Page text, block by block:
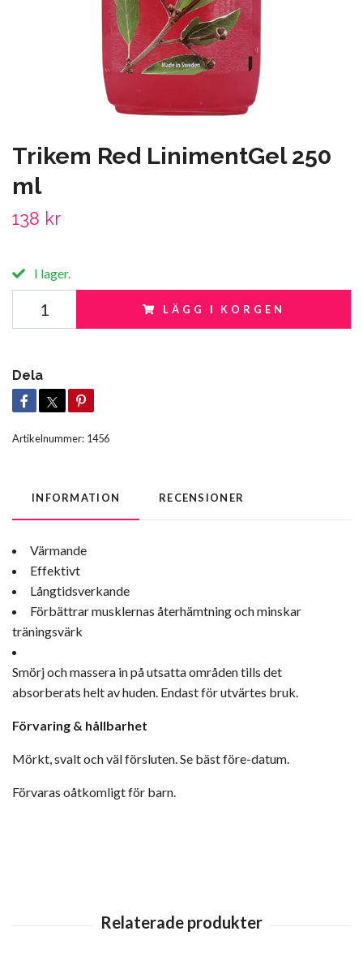
Trikem Red LinimentGel 250
ml
138 kr
I lager.
LÄGG I KORGEN
Dela
Artikelnummer: 1456
INFORMATION RECENSIONER
Värmande
Effektivt
Långtidsverkande
Förbättrar musklernas återhämtning och minskar
träningsvärk
Smörj och massera in på utsatta områden tills det
absorberats helt av huden. Endast för utvärtes bruk.
Förvaring & hållbarhet
Mörkt, svalt och väl försluten. Se bäst före-datum.
Förvaras oåtkomligt för barn.